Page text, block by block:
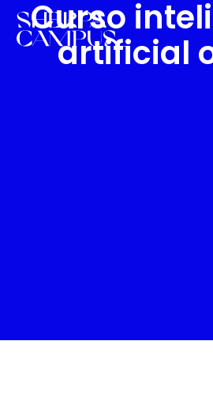
Curso
artificial